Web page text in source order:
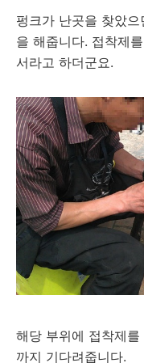
펑크가 난곳을 찾았
을 해줍니다. 접착제
서라고 하더군요.
해당 부위에 접착제
까지 기다려줍니다.